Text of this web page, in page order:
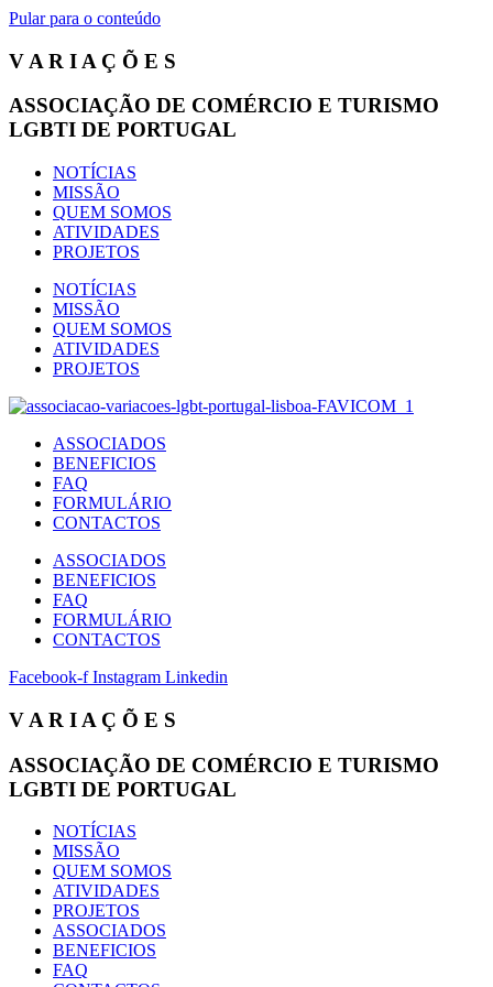
Pular para o conteúdo
V A R I A Ç Õ E S
ASSOCIAÇÃO DE COMÉRCIO E TURISMO
LGBTI DE PORTUGAL
NOTÍCIAS
MISSÃO
QUEM SOMOS
ATIVIDADES
PROJETOS
NOTÍCIAS
MISSÃO
QUEM SOMOS
ATIVIDADES
PROJETOS
ASSOCIADOS
BENEFICIOS
FAQ
FORMULÁRIO
CONTACTOS
ASSOCIADOS
BENEFICIOS
FAQ
FORMULÁRIO
CONTACTOS
Facebook-f Instagram Linkedin
V A R I A Ç Õ E S
ASSOCIAÇÃO DE COMÉRCIO E TURISMO
LGBTI DE PORTUGAL
NOTÍCIAS
MISSÃO
QUEM SOMOS
ATIVIDADES
PROJETOS
ASSOCIADOS
BENEFICIOS
FAQ